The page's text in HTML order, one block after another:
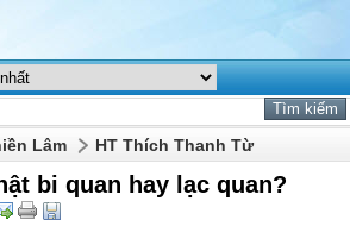
Lâm HT Thích Thanh Từ
bi quan hay lạc quan?